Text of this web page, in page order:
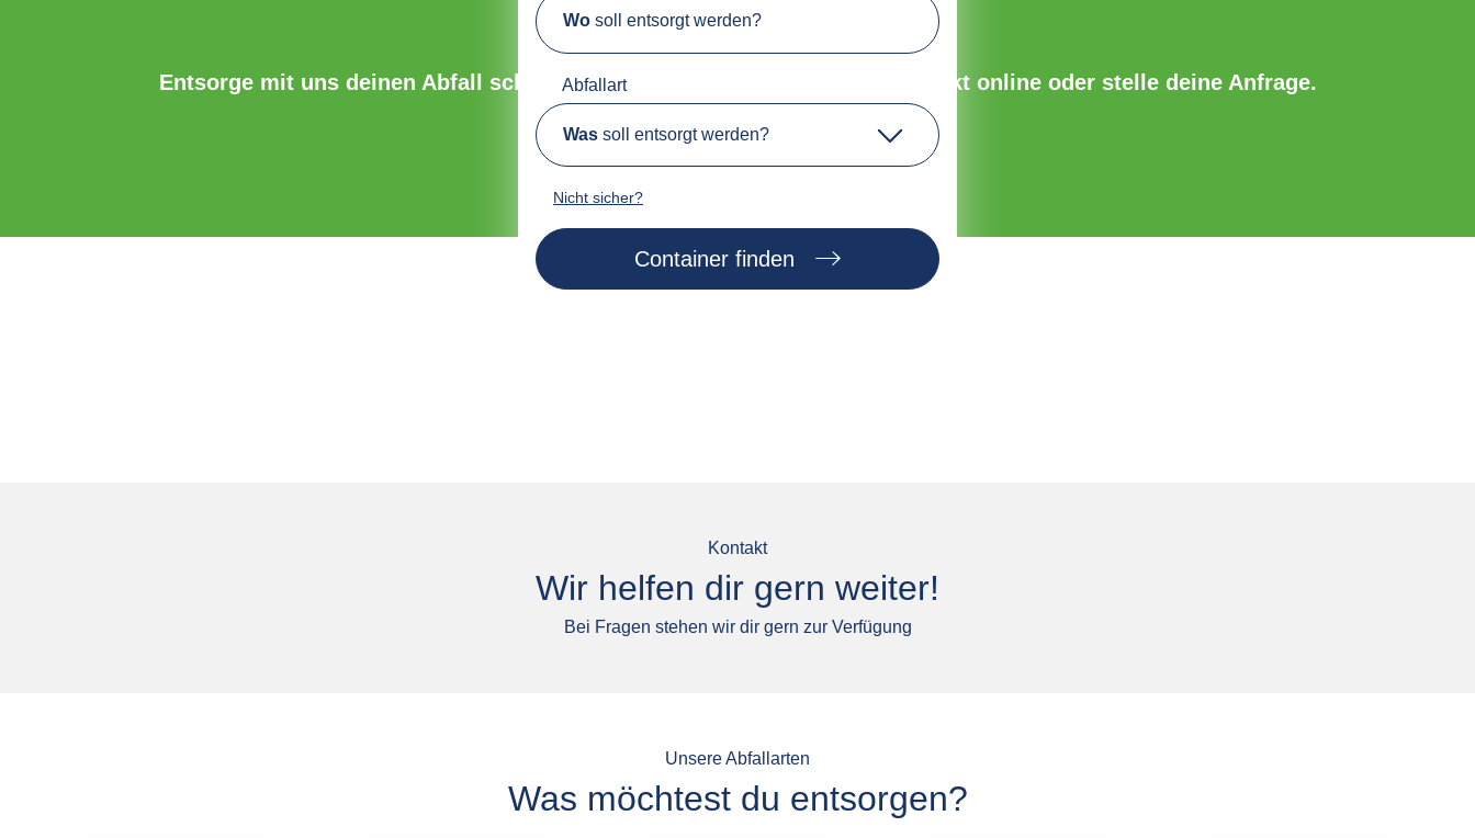
Wo soll entsorgt werden?
Abfallart
Was soll entsorgt werden?
Nicht sicher?
Container finden
Umweltfreundliche Entsorgung
Entsorge mit uns deinen Abfall schnell, sicher und nachhaltig. Bestelle direkt online oder stelle deine Anfrage.
Kontakt
Wir helfen dir gern weiter!
Bei Fragen stehen wir dir gern zur Verfügung
Unsere Abfallarten
Was möchtest du entsorgen?